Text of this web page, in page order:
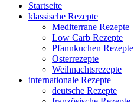
Startseite
klassische Rezepte
Mediterrane Rezepte
Low Carb Rezepte
Pfannkuchen Rezepte
Osterrezepte
Weihnachtsrezepte
internationale Rezepte
deutsche Rezepte